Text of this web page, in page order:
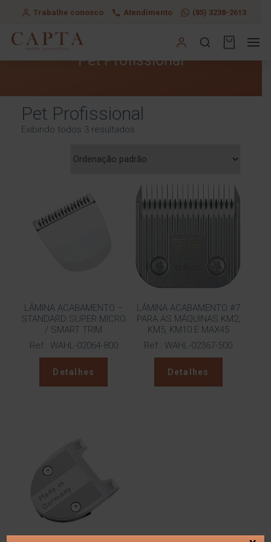
Trabalhe conosco Atendimento (85) 3238-2613
Pet Profissional
Pet Profissional
Exibindo todos 3 resultados
LÂMINA ACABAMENTO –
STANDARD SUPER MICRO
/ SMART TRIM
Ref.: WAHL-02064-800
Detalhes
LÂMINA ACABAMENTO #7
PARA AS MÁQUINAS KM2,
KM5, KM10 E MAX45
Ref.: WAHL-02367-500
Detalhes